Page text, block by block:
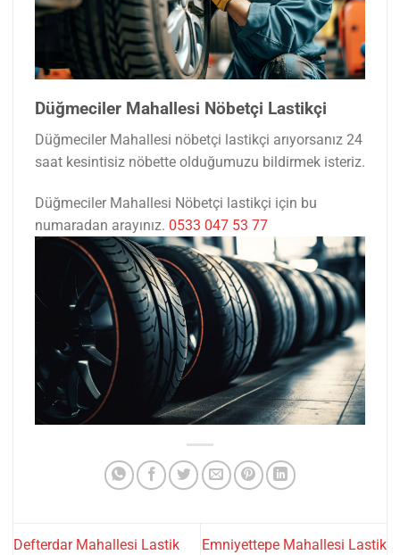
Düğmeciler Mahallesi Nöbetçi Lastikçi
Düğmeciler Mahallesi nöbetçi lastikçi arıyorsanız 24
saat kesintisiz nöbette olduğumuzu bildirmek isteriz.
Düğmeciler Mahallesi Nöbetçi lastikçi için bu
numaradan arayınız. 0533 047 53 77
Defterdar Mahallesi Lastik
Emniyettepe Mahallesi Lastik